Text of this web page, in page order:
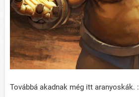
Továbbá akadnak még itt aranyoskák. :